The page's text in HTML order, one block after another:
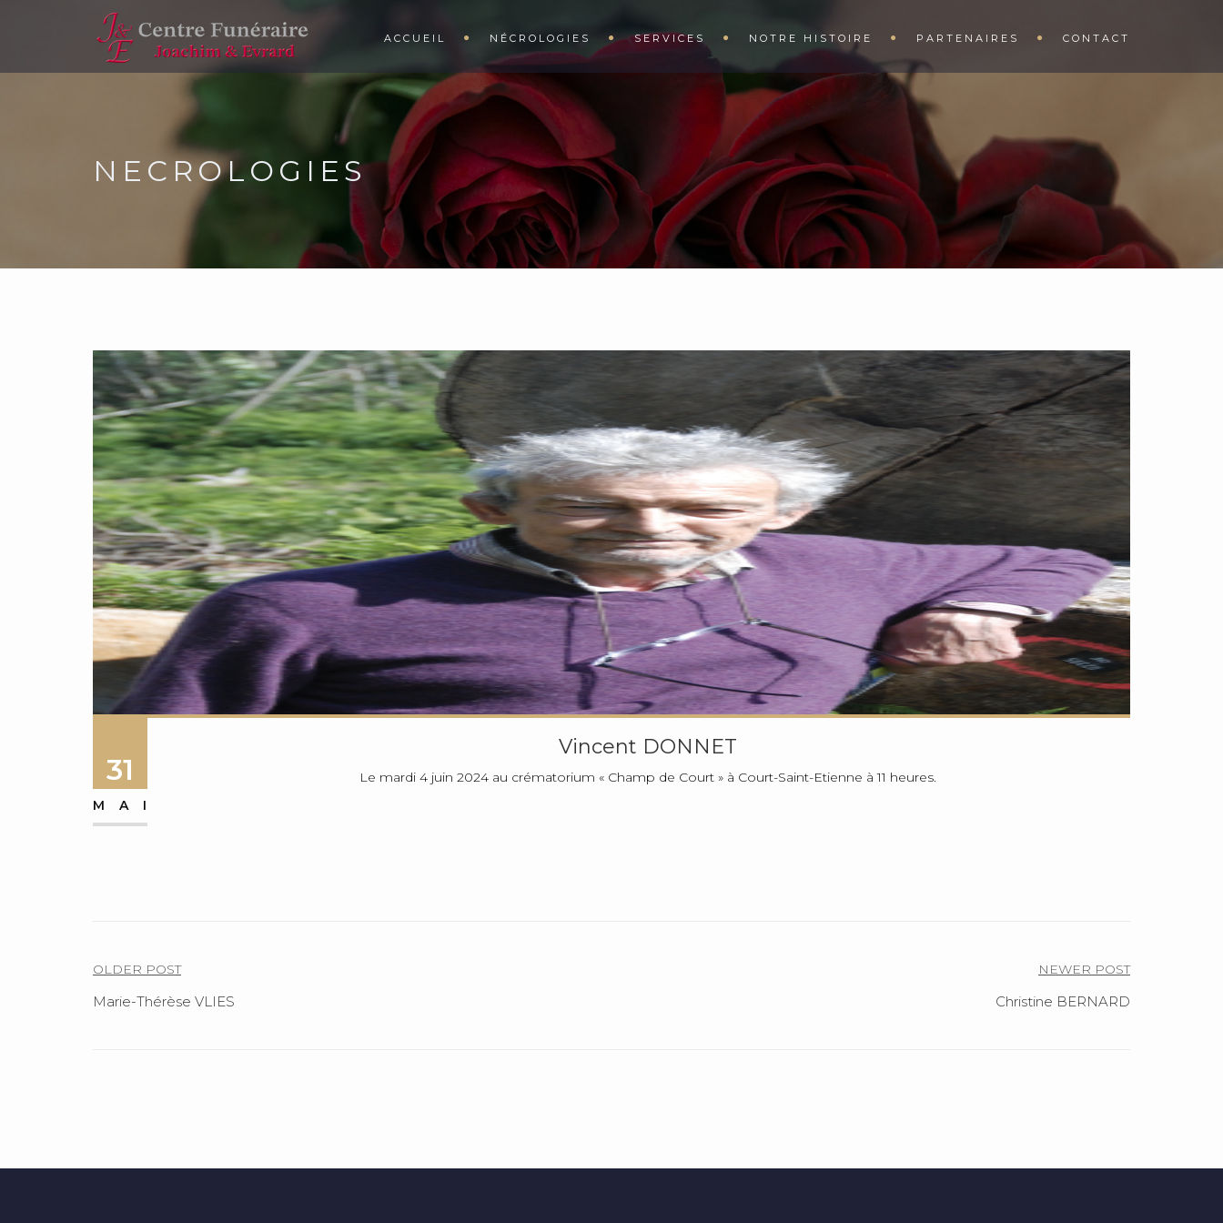
ACCUEIL NÉCROLOGIES SERVICES NOTRE HISTOIRE PARTENAIRES CONTACT
NECROLOGIES
31
MAI
Vincent DONNET
Le mardi 4 juin 2024 au crématorium « Champ de Court » à Court-Saint-Etienne à 11 heures.
Navigation
de
OLDER POST
Marie-Thérèse VLIES
NEWER POST
Christine BERNARD